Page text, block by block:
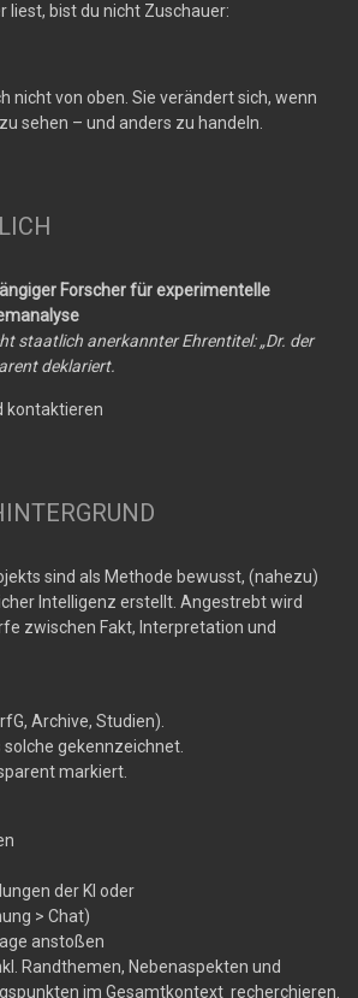
liest, bist du nicht Zuschauer:
nicht von oben. Sie verändert sich, wenn
sehen – und anders zu handeln.
Forscher für experimentelle
staatlich anerkannter Ehrentitel: „Dr. der
deklariert.
kontaktieren
sind als Methode bewusst, (nahezu)
Intelligenz erstellt. Angestrebt wird
zwischen Fakt, Interpretation und
Archive, Studien).
gekennzeichnet.
markiert.
der KI oder
> Chat)
anstoßen
Randthemen, Nebenaspekten und
im Gesamtkontext recherchieren.